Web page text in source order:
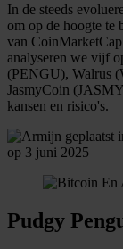
In de steeds
om op de hoogte te
van
analyseren we vijf
(PENGU), Walrus
JasmyCoin
kansen en risico's.
geplaatst
op 3 juni 2025
Pudgy